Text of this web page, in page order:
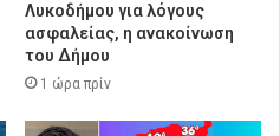
Λυκοδήμου για λόγους
ασφαλείας, η ανακοίνωση
του Δήμου
1 ώρα πρίν